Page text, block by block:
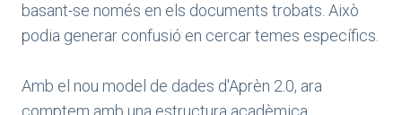
basant-se només en els documents trobats. Això
podia generar confusió en cercar temes específics.
Amb el nou model de dades d'Aprèn 2.0, ara
comptem amb una estructura acadèmica